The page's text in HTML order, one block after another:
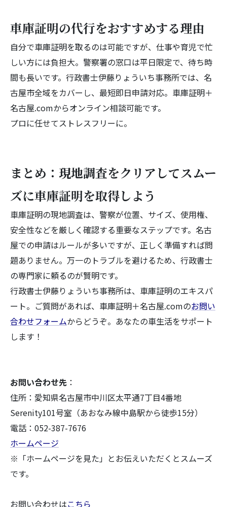
車庫証明の代行をおすすめする理由
自分で車庫証明を取るのは可能ですが、仕事や育児で忙
しい方には負担大。警察署の窓口は平日限定で、待ち時
間も長いです。行政書士伊藤りょういち事務所では、名
古屋市全域をカバーし、最短即日申請対応。車庫証明＋
名古屋.comからオンライン相談可能です。
プロに任せてストレスフリーに。
まとめ：現地調査をクリアしてスムー
ズに車庫証明を取得しよう
車庫証明の現地調査は、警察が位置、サイズ、使用権、
安全性などを厳しく確認する重要なステップです。名古
屋での申請はルールが多いですが、正しく準備すれば問
題ありません。万一のトラブルを避けるため、行政書士
の専門家に頼るのが賢明です。
行政書士伊藤りょういち事務所は、車庫証明のエキスパ
ート。ご質問があれば、車庫証明＋名古屋.comのお問い
合わせフォームからどうぞ。あなたの車生活をサポート
します！
お問い合わせ先 ：
住所：愛知県名古屋市中川区太平通7丁目4番地
Serenity101号室（あおなみ線中島駅から徒歩15分）
電話：052-387-7676
ホームページ
※「ホームページを見た」とお伝えいただくとスムーズ
です。
お問い合わせはこちら